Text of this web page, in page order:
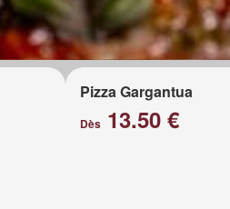
Pizza Gargantua
Dès13.50 €